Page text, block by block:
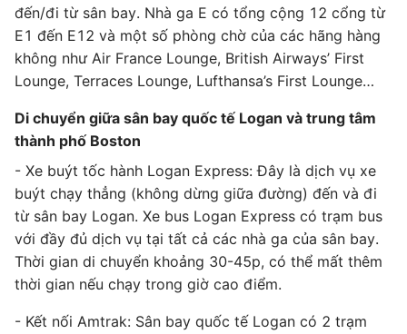
đến/đi từ sân bay. Nhà ga E có tổng cộng 12 cổng từ
E1 đến E12 và một số phòng chờ của các hãng hàng
không như Air France Lounge, British Airways’ First
Lounge, Terraces Lounge, Lufthansa’s First Lounge…
Di chuyển giữa sân bay quốc tế Logan và trung tâm
thành phố Boston
- Xe buýt tốc hành Logan Express: Đây là dịch vụ xe
buýt chạy thẳng (không dừng giữa đường) đến và đi
từ sân bay Logan. Xe bus Logan Express có trạm bus
với đầy đủ dịch vụ tại tất cả các nhà ga của sân bay.
Thời gian di chuyển khoảng 30-45p, có thể mất thêm
thời gian nếu chạy trong giờ cao điểm.
- Kết nối Amtrak: Sân bay quốc tế Logan có 2 trạm